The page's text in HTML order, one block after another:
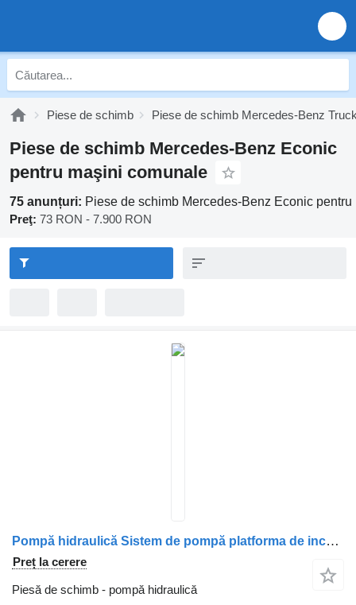
Piese de schimb Piese de schimb Mercedes-Benz
Piese de schimb Mercedes-Benz Econic
pentru maşini comunale
75 anunțuri: Piese de schimb Mercedes-Benz Econic
Preţ: 73 RON - 7.900 RON
Pompă hidraulică Sistem de pompă platforma de incarcare 24HY030T1 pentru maşina de gunoi Mercedes-Benz Econic 1828
Preț la cerere
Piesă de schimb - pompă hidraulică